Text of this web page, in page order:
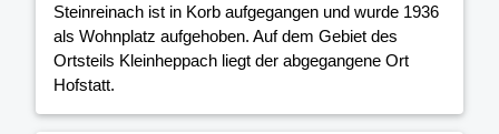
Steinreinach ist in Korb aufgegangen und wurde 1936
als Wohnplatz aufgehoben. Auf dem Gebiet des
Ortsteils Kleinheppach liegt der abgegangene Ort
Hofstatt.